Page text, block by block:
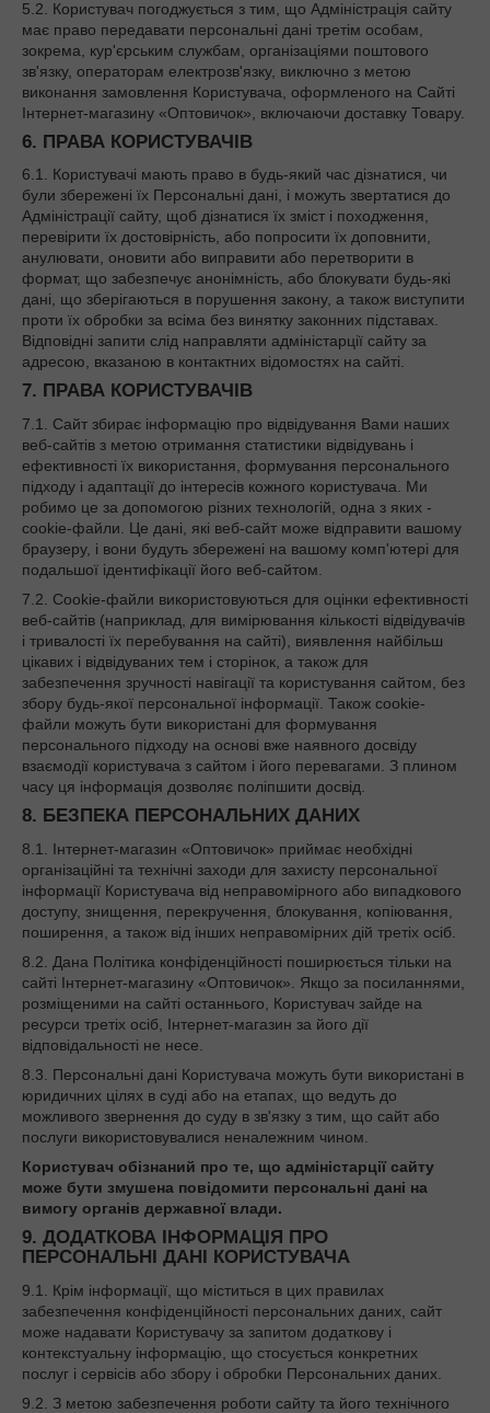
5.2. Користувач погоджується з тим, що Адміністрація сайту
має право передавати персональні дані третім особам,
зокрема, кур'єрським службам, організаціями поштового
зв'язку, операторам електрозв'язку, виключно з метою
виконання замовлення Користувача, оформленого на Сайті
Інтернет-магазину «Оптовичок», включаючи доставку Товару.
6. ПРАВА КОРИСТУВАЧІВ
6.1. Користувачі мають право в будь-який час дізнатися, чи
були збережені їх Персональні дані, і можуть звертатися до
Адміністрації сайту, щоб дізнатися їх зміст і походження,
перевірити їх достовірність, або попросити їх доповнити,
анулювати, оновити або виправити або перетворити в
формат, що забезпечує анонімність, або блокувати будь-які
дані, що зберігаються в порушення закону, а також виступити
проти їх обробки за всіма без винятку законних підставах.
Відповідні запити слід направляти адміністарції сайту за
адресою, вказаною в контактних відомостях на сайті.
7. ПРАВА КОРИСТУВАЧІВ
7.1. Сайт збирає інформацію про відвідування Вами наших
веб-сайтів з метою отримання статистики відвідувань і
ефективності їх використання, формування персонального
підходу і адаптації до інтересів кожного користувача. Ми
робимо це за допомогою різних технологій, одна з яких -
cookie-файли. Це дані, які веб-сайт може відправити вашому
браузеру, і вони будуть збережені на вашому комп'ютері для
подальшої ідентифікації його веб-сайтом.
7.2. Cookie-файли використовуються для оцінки ефективності
веб-сайтів (наприклад, для вимірювання кількості відвідувачів
і тривалості їх перебування на сайті), виявлення найбільш
цікавих і відвідуваних тем і сторінок, а також для
забезпечення зручності навігації та користування сайтом, без
збору будь-якої персональної інформації. Також cookie-
файли можуть бути використані для формування
персонального підходу на основі вже наявного досвіду
взаємодії користувача з сайтом і його перевагами. З плином
часу ця інформація дозволяє поліпшити досвід.
8. БЕЗПЕКА ПЕРСОНАЛЬНИХ ДАНИХ
8.1. Інтернет-магазин «Оптовичок» приймає необхідні
організаційні та технічні заходи для захисту персональної
інформації Користувача від неправомірного або випадкового
доступу, знищення, перекручення, блокування, копіювання,
поширення, а також від інших неправомірних дій третіх осіб.
8.2. Дана Політика конфіденційності поширюється тільки на
сайті Інтернет-магазину «Оптовичок». Якщо за посиланнями,
розміщеними на сайті останнього, Користувач зайде на
ресурси третіх осіб, Інтернет-магазин за його дії
відповідальності не несе.
8.3. Персональні дані Користувача можуть бути використані в
юридичних цілях в суді або на етапах, що ведуть до
можливого звернення до суду в зв'язку з тим, що сайт або
послуги використовувалися неналежним чином.
Користувач обізнаний про те, що адміністарції сайту
може бути змушена повідомити персональні дані на
вимогу органів державної влади.
9. ДОДАТКОВА ІНФОРМАЦІЯ ПРО
ПЕРСОНАЛЬНІ ДАНІ КОРИСТУВАЧА
9.1. Крім інформації, що міститься в цих правилах
забезпечення конфіденційності персональних даних, сайт
може надавати Користувачу за запитом додаткову і
контекстуальну інформацію, що стосується конкретних
послуг і сервісів або збору і обробки Персональних даних.
9.2. З метою забезпечення роботи сайту та його технічного